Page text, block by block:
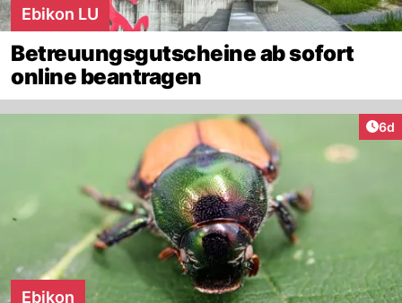
Ebikon LU
Betreuungsgutscheine ab sofort
online beantragen
6d
Ebikon